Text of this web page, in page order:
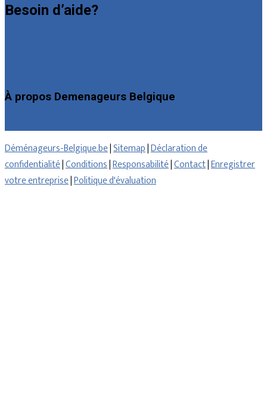
Besoin d’aide?
À propos Demenageurs Belgique
Déménageurs-Belgique.be|Sitemap|Déclaration de
confidentialité|Conditions|Responsabilité|Contact|Enregistrer
votre entreprise|Politique d'évaluation